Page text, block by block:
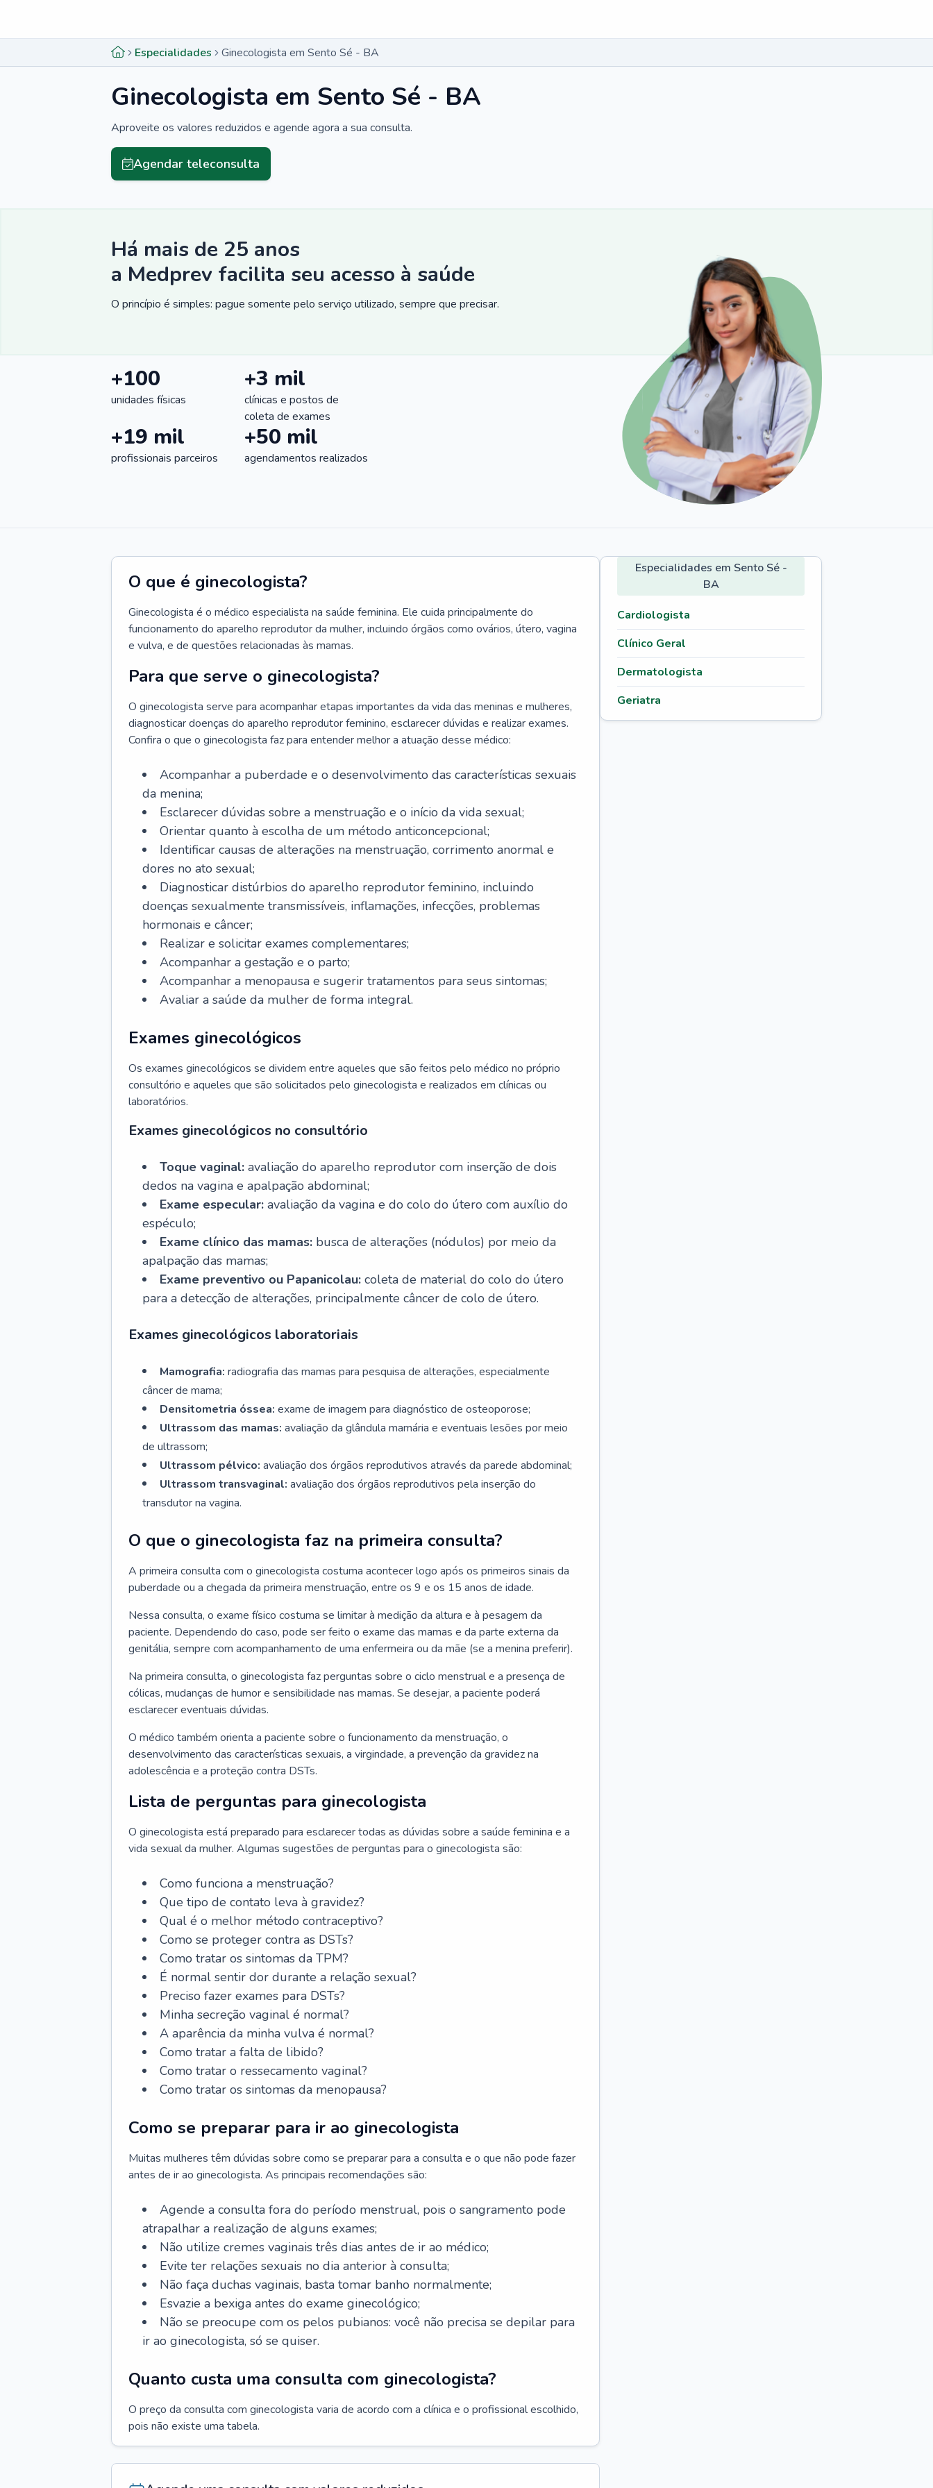
Especialidades Ginecologista em Sento Sé - BA
Ginecologista em Sento Sé - BA
Aproveite os valores reduzidos e agende agora a sua consulta.
Agendar teleconsulta
Há mais de 25 anos
a Medprev facilita seu acesso à saúde
O princípio é simples: pague somente pelo serviço utilizado, sempre que precisar.
+100
unidades físicas
+3 mil
clínicas e postos de
coleta de exames
+19 mil
profissionais parceiros
+50 mil
agendamentos realizados
O que é ginecologista?
Ginecologista é o médico especialista na saúde feminina. Ele cuida principalmente do
funcionamento do aparelho reprodutor da mulher, incluindo órgãos como ovários, útero, vagina
e vulva, e de questões relacionadas às mamas.
Para que serve o ginecologista?
O ginecologista serve para acompanhar etapas importantes da vida das meninas e mulheres,
diagnosticar doenças do aparelho reprodutor feminino, esclarecer dúvidas e realizar exames.
Confira o que o ginecologista faz para entender melhor a atuação desse médico:
Acompanhar a puberdade e o desenvolvimento das características sexuais
da menina;
Esclarecer dúvidas sobre a menstruação e o início da vida sexual;
Orientar quanto à escolha de um método anticoncepcional;
Identificar causas de alterações na menstruação, corrimento anormal e
dores no ato sexual;
Diagnosticar distúrbios do aparelho reprodutor feminino, incluindo
doenças sexualmente transmissíveis, inflamações, infecções, problemas
hormonais e câncer;
Realizar e solicitar exames complementares;
Acompanhar a gestação e o parto;
Acompanhar a menopausa e sugerir tratamentos para seus sintomas;
Avaliar a saúde da mulher de forma integral.
Exames ginecológicos
Os exames ginecológicos se dividem entre aqueles que são feitos pelo médico no próprio
consultório e aqueles que são solicitados pelo ginecologista e realizados em clínicas ou
laboratórios.
Exames ginecológicos no consultório
Toque vaginal: avaliação do aparelho reprodutor com inserção de dois
dedos na vagina e apalpação abdominal;
Exame especular: avaliação da vagina e do colo do útero com auxílio do
espéculo;
Exame clínico das mamas: busca de alterações (nódulos) por meio da
apalpação das mamas;
Exame preventivo ou Papanicolau: coleta de material do colo do útero
para a detecção de alterações, principalmente câncer de colo de útero.
Exames ginecológicos laboratoriais
Mamografia: radiografia das mamas para pesquisa de alterações, especialmente
câncer de mama;
Densitometria óssea: exame de imagem para diagnóstico de osteoporose;
Ultrassom das mamas: avaliação da glândula mamária e eventuais lesões por meio
de ultrassom;
Ultrassom pélvico: avaliação dos órgãos reprodutivos através da parede abdominal;
Ultrassom transvaginal: avaliação dos órgãos reprodutivos pela inserção do
transdutor na vagina.
O que o ginecologista faz na primeira consulta?
A primeira consulta com o ginecologista costuma acontecer logo após os primeiros sinais da
puberdade ou a chegada da primeira menstruação, entre os 9 e os 15 anos de idade.
Nessa consulta, o exame físico costuma se limitar à medição da altura e à pesagem da
paciente. Dependendo do caso, pode ser feito o exame das mamas e da parte externa da
genitália, sempre com acompanhamento de uma enfermeira ou da mãe (se a menina preferir).
Na primeira consulta, o ginecologista faz perguntas sobre o ciclo menstrual e a presença de
cólicas, mudanças de humor e sensibilidade nas mamas. Se desejar, a paciente poderá
esclarecer eventuais dúvidas.
O médico também orienta a paciente sobre o funcionamento da menstruação, o
desenvolvimento das características sexuais, a virgindade, a prevenção da gravidez na
adolescência e a proteção contra DSTs.
Lista de perguntas para ginecologista
O ginecologista está preparado para esclarecer todas as dúvidas sobre a saúde feminina e a
vida sexual da mulher. Algumas sugestões de perguntas para o ginecologista são:
Como funciona a menstruação?
Que tipo de contato leva à gravidez?
Qual é o melhor método contraceptivo?
Como se proteger contra as DSTs?
Como tratar os sintomas da TPM?
É normal sentir dor durante a relação sexual?
Preciso fazer exames para DSTs?
Minha secreção vaginal é normal?
A aparência da minha vulva é normal?
Como tratar a falta de libido?
Como tratar o ressecamento vaginal?
Como tratar os sintomas da menopausa?
Como se preparar para ir ao ginecologista
Muitas mulheres têm dúvidas sobre como se preparar para a consulta e o que não pode fazer
antes de ir ao ginecologista. As principais recomendações são:
Agende a consulta fora do período menstrual, pois o sangramento pode
atrapalhar a realização de alguns exames;
Não utilize cremes vaginais três dias antes de ir ao médico;
Evite ter relações sexuais no dia anterior à consulta;
Não faça duchas vaginais, basta tomar banho normalmente;
Esvazie a bexiga antes do exame ginecológico;
Não se preocupe com os pelos pubianos: você não precisa se depilar para
ir ao ginecologista, só se quiser.
Quanto custa uma consulta com ginecologista?
O preço da consulta com ginecologista varia de acordo com a clínica e o profissional escolhido,
pois não existe uma tabela.
Especialidades em Sento Sé -
BA
Cardiologista
Clínico Geral
Dermatologista
Geriatra